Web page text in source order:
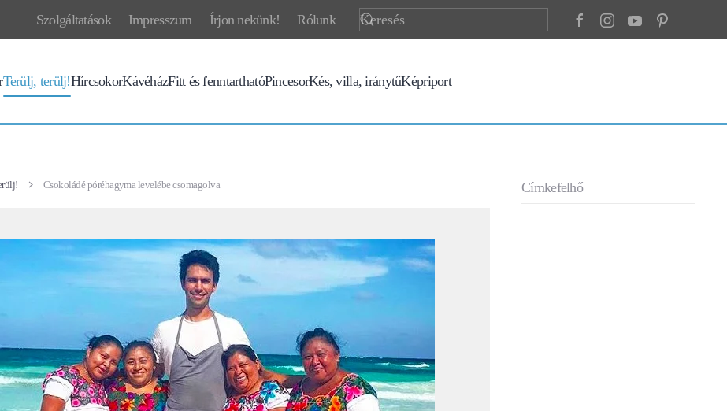
Szolgáltatások Impresszum Írjon nekünk! Rólunk
Terülj, terülj!HírcsokorKávéházFitt és fenntarthatóPincesorKés, villa, iránytűKépriport
Csokoládé póréhagyma levelébe csomagolva Címkefelhő